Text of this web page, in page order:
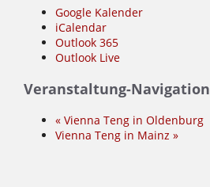
Google Kalender
iCalendar
Outlook 365
Outlook Live
Veranstaltung-Navigation
« Vienna Teng in Oldenburg
Vienna Teng in Mainz »